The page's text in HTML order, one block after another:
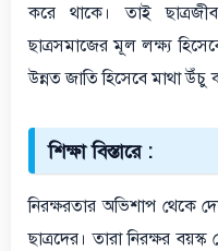
করে থাকে। তাই
ছাত্রসমাজের মূল লক্ষ্য
উন্নত জাতি হিসেবে মাথা উঁচু
শিক্ষা বিস্তারে :
নিরক্ষরতার অভিশাপ থেকে
ছাত্রদের। তারা নিরক্ষর